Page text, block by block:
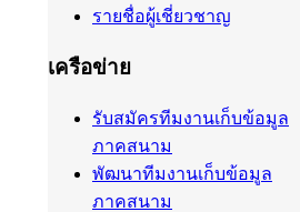
รายชื่อผู้เชี่ยวชาญ
เครือข่าย
รับสมัครทีมงานเก็บข้อมูล
ภาคสนาม
พัฒนาทีมงานเก็บข้อมูล
ภาคสนาม